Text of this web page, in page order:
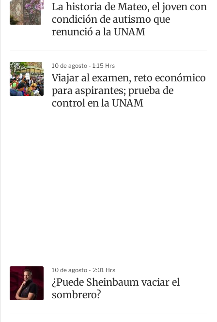
La historia de Mateo, el joven con
condición de autismo que
renunció a la UNAM
10 de agosto - 1:15 Hrs
Viajar al examen, reto económico
para aspirantes; prueba de
control en la UNAM
10 de agosto - 2:01 Hrs
¿Puede Sheinbaum vaciar el
sombrero?